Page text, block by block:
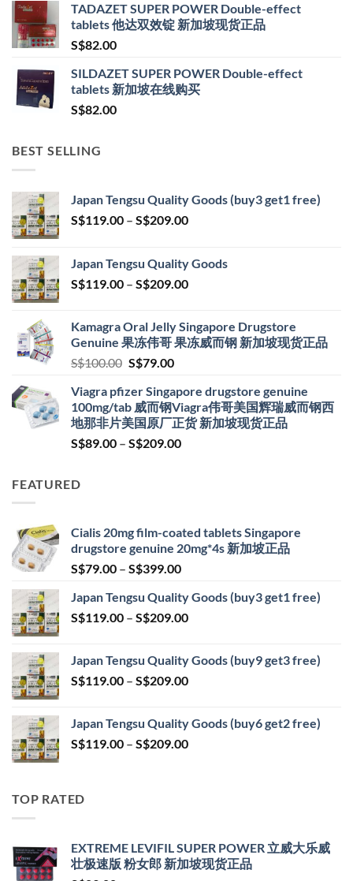
TADAZET SUPER POWER Double-effect
tablets 他达双效锭 新加坡现货正品
S$82.00
SILDAZET SUPER POWER Double-effect
tablets 新加坡在线购买
S$82.00
BEST SELLING
Japan Tengsu Quality Goods (buy3 get1 free)
S$119.00 – S$209.00Price
through
S$209.00
Japan Tengsu Quality Goods
S$119.00 – S$209.00Price
through
S$209.00
Kamagra Oral Jelly Singapore Drugstore
Genuine 果冻伟哥 果冻威而钢 新加坡现货正品
S$100.00 Original
was:
S$100.00.
S$79.00Current
is:
S$79.00.
Viagra pfizer Singapore drugstore genuine
100mg/tab 威而钢Viagra伟哥美国辉瑞威而钢西
地那非片美国原厂正货 新加坡现货正品
S$89.00 – S$209.00Price
FEATURED
Cialis 20mg film-coated tablets Singapore
drugstore genuine 20mg*4s 新加坡正品
S$79.00 – S$399.00Price
S$79.00
through
Japan Tengsu Quality Goods (buy3 get1 free)
S$119.00 – S$209.00Price
through
S$209.00
Japan Tengsu Quality Goods (buy9 get3 free)
S$119.00 – S$209.00Price
through
S$209.00
Japan Tengsu Quality Goods (buy6 get2 free)
S$119.00 – S$209.00Price
TOP RATED
EXTREME LEVIFIL SUPER POWER 立威大乐威
壮极速版 粉女郎 新加坡现货正品